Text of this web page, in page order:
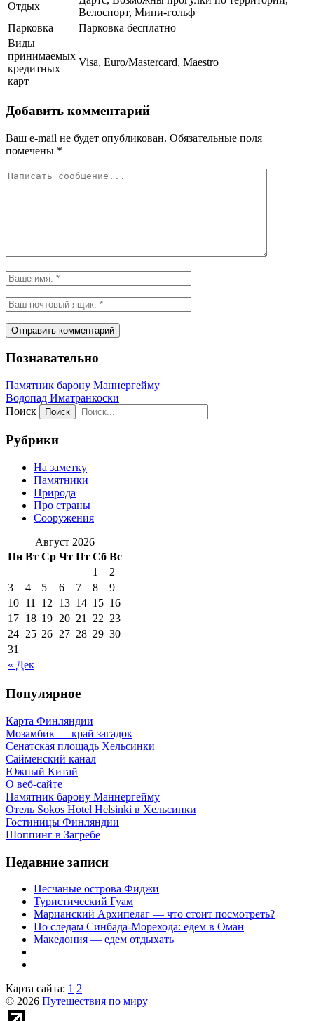
Отдых
Велоспорт, Мини-гольф
Парковка
Парковка бесплатно
Виды
принимаемых
кредитных
карт
Visa, Euro/Mastercard, Maestro
Добавить комментарий
Ваш e-mail не будет опубликован. Обязательные поля
помечены *
Познавательно
Памятник барону Маннергейму
Водопад Иматранкоски
Поиск
Рубрики
На заметку
Памятники
Природа
Про страны
Сооружения
Август 2026
Пн Вт Ср Чт Пт Сб Вс
« Дек
1
2
3
4 5 6 7 8
9
10 11 12 13 14 15 16
17 18 19 20 21 22 23
24 25 26 27 28 29 30
31
Популярное
Карта Финляндии
Мозамбик — край загадок
Сенатская площадь Хельсинки
Сайменский канал
Южный Китай
О веб-сайте
Памятник барону Маннергейму
Отель Sokos Hotel Helsinki в Хельсинки
Гостиницы Финляндии
Шоппинг в Загребе
Недавние записи
Песчаные острова Фиджи
Туристический Гуам
Марианский Архипелаг — что стоит посмотреть?
По следам Синбада-Морехода: едем в Оман
Македония — едем отдыхать
Карта сайта: 1 2
© 2026 Путешествия по миру